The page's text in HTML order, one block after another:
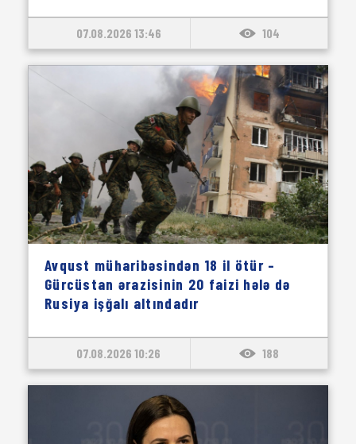
07.08.2026 13:46 104
Avqust müharibəsindən 18 il ötür –
Gürcüstan ərazisinin 20 faizi hələ də
Rusiya işğalı altındadır
07.08.2026 10:26 188